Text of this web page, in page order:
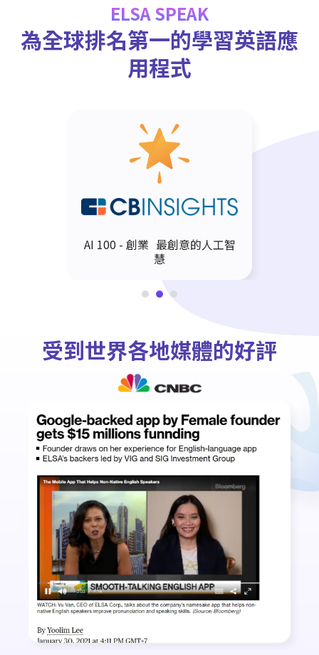
ELSA SPEAK
為全球排名第一的學習英語應
用程式
AI 100 - 創業 最創意的人工智
慧
受到世界各地媒體的好評